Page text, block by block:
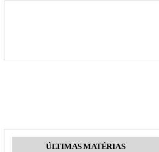
ÚLTIMAS MATÉRIAS